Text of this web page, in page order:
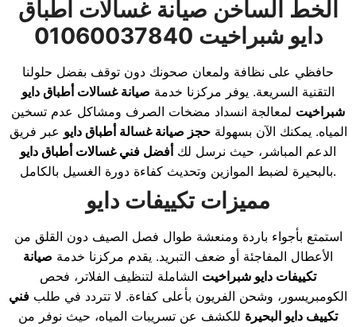
الخط الساخن صيانة غسالات اطباق
دايو شبراخيت 01060037840
حافظي على نظافة ولمعان صحونك دون توقف بفضل حلولنا
التقنية السريعة. يوفر مركزنا خدمة صيانة غسالات أطباق دايو
شبراخيت لمعالجة انسداد مضخات الصرف ومشاكل عدم تسخين
المياه. يمكنك الآن بسهولةحجز صيانة غسالة أطباق دايو عبر فريق
الدعم المباشر، حيث نرسل لك أفضل فني غسالات أطباق دايو
بالبحيرة لضبط الموازين وتحديث كفاءة دورة الغسيل بالكامل.
مميزات تكييفات دايو
استمتع بأجواء باردة ومنعشة طوال فصل الصيف دون القلق من
الأعطال المفاجئة أو ضعف التبريد. يقدم مركزنا خدمة صيانة
تكييفات دايو شبراخيت الشاملة لتنظيف الفلاتر، فحص
الكومبريسور، وشحن الفريون بأعلى كفاءة. لا تتردد في طلب فني
تكييف دايو البحيرة للكشف عن تسريبات المياه، حيث نوفر من